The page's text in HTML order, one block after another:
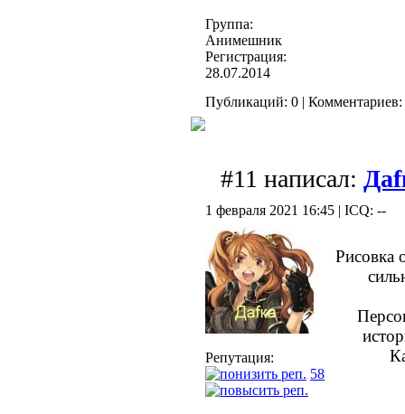
Группа:
Анимешник
Регистрация:
28.07.2014
Публикаций: 0 | Комментариев:
#11 написал:
1 февраля 2021 16:45 | ICQ: --
Репутация:
58
Рисовка